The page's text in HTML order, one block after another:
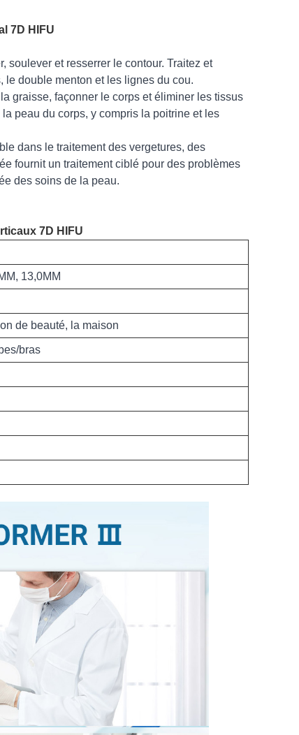
7D HIFU
soulever et resserrer le contour. Traitez et
double menton et les lignes du cou.
graisse, façonner le corps et éliminer les tissus
peau du corps, y compris la poitrine et les
dans le traitement des vergetures, des
fournit un traitement ciblé pour des problèmes
des soins de la peau.
7D HIFU
13,0MM
de beauté, la maison
bras